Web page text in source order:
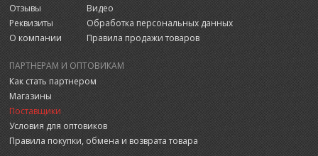
Отзывы
Реквизиты
О компании
Видео
Обработка персональных данных
Правила продажи товаров
ПАРТНЕРАМ И ОПТОВИКАМ
Как стать партнером
Магазины
Поставщики
Условия для оптовиков
Правила покупки, обмена и возврата товара